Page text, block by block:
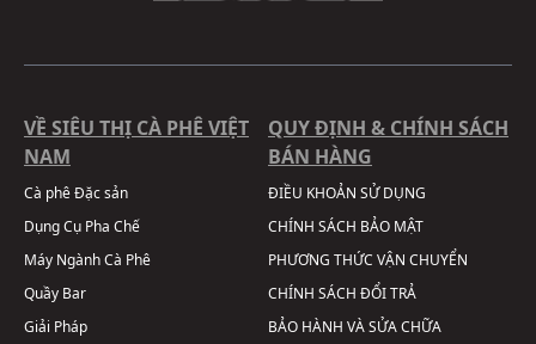
VỀ SIÊU THỊ CÀ PHÊ VIỆT
NAM
Cà phê Đặc sản
Dụng Cụ Pha Chế
Máy Ngành Cà Phê
Quầy Bar
Giải Pháp
QUY ĐỊNH & CHÍNH SÁCH
BÁN HÀNG
ĐIỀU KHOẢN SỬ DỤNG
CHÍNH SÁCH BẢO MẬT
PHƯƠNG THỨC VẬN CHUYỂN
CHÍNH SÁCH ĐỔI TRẢ
BẢO HÀNH VÀ SỬA CHỮA